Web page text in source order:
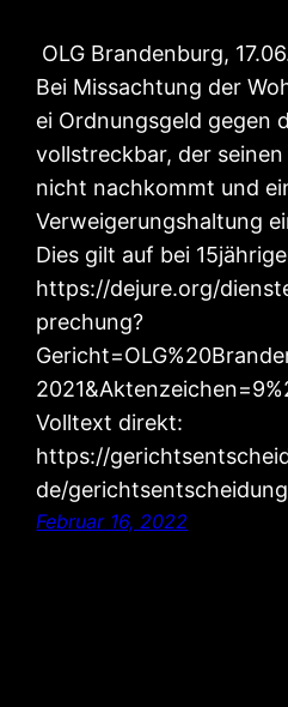
OLG Brandenburg,
Bei Missachtung der
ei Ordnungsgeld gegen
vollstreckbar, der
nicht nachkommt und
Verweigerungshaltung
Dies gilt auf bei
https://dejure.org/
prechung?
Volltext direkt:
https://
de/
Februar 16, 2022